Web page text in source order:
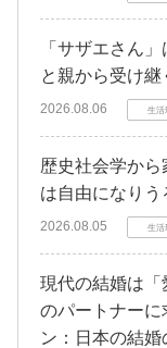
「サザエさん
と親から受け
2026.08.06 生活
歴史社会学か
は自由になりう
2026.08.05 生活
現代の結婚は「
のパートナーに
ン：日本の結婚